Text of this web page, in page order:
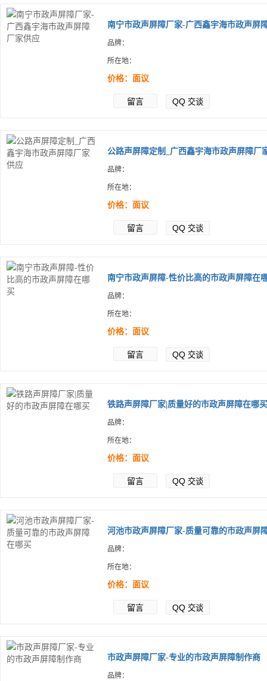
南宁市政声屏障厂家-广西鑫宇海市政声屏
品牌：
所在地：
价格：面议
留言 QQ 交谈
公路声屏障定制_广西鑫宇海市政声屏障厂
品牌：
所在地：
价格：面议
留言 QQ 交谈
南宁市政声屏障-性价比高的市政声屏障在
品牌：
所在地：
价格：面议
留言 QQ 交谈
铁路声屏障厂家|质量好的市政声屏障在哪买
品牌：
所在地：
价格：面议
留言 QQ 交谈
河池市政声屏障厂家-质量可靠的市政声屏
品牌：
所在地：
价格：面议
留言 QQ 交谈
市政声屏障厂家-专业的市政声屏障制作商
品牌：